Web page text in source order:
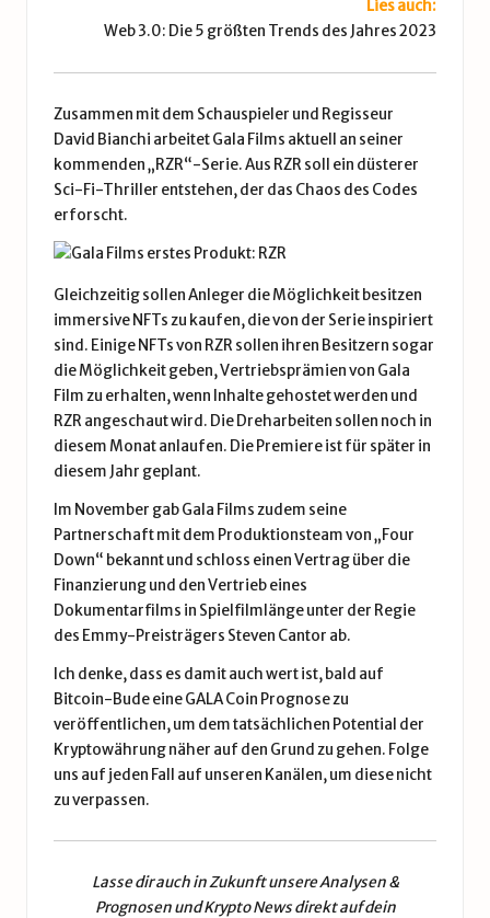
Lies auch:
Web 3.0: Die 5 größten Trends des Jahres 2023
Zusammen mit dem Schauspieler und Regisseur
David Bianchi arbeitet Gala Films aktuell an seiner
kommenden „RZR“-Serie. Aus RZR soll ein düsterer
Sci-Fi-Thriller entstehen, der das Chaos des Codes
erforscht.
Gleichzeitig sollen Anleger die Möglichkeit besitzen
immersive NFTs zu kaufen, die von der Serie inspiriert
sind. Einige NFTs von RZR sollen ihren Besitzern sogar
die Möglichkeit geben, Vertriebsprämien von Gala
Film zu erhalten, wenn Inhalte gehostet werden und
RZR angeschaut wird. Die Dreharbeiten sollen noch in
diesem Monat anlaufen. Die Premiere ist für später in
diesem Jahr geplant.
Im November gab Gala Films zudem seine
Partnerschaft mit dem Produktionsteam von „Four
Down“ bekannt und schloss einen Vertrag über die
Finanzierung und den Vertrieb eines
Dokumentarfilms in Spielfilmlänge unter der Regie
des Emmy-Preisträgers Steven Cantor ab.
Ich denke, dass es damit auch wert ist, bald auf
Bitcoin-Bude eine GALA Coin Prognose zu
veröffentlichen, um dem tatsächlichen Potential der
Kryptowährung näher auf den Grund zu gehen. Folge
uns auf jeden Fall auf unseren Kanälen, um diese nicht
zu verpassen.
Lasse dir auch in Zukunft unsereAnalysen &
PrognosenundKrypto Newsdirekt auf dein